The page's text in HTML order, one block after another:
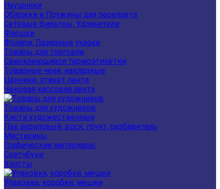
Наушники
Обложки и Пружины для переплета
Сетевые фильтры, Удлинители
Флешки
Фонари, Лазерные указки
Товары для торговли
Самоклеющиеся термоэтикетки
Товарные чеки, накладные
Ценники, этикет лента
Чековая кассовая лента
Товары для художников
Кисти художественные
Лак акриловый, воск, грунт, разбавитель
Мастихины
Графические материалы
Скетчбуки
Холсты
Упаковка, коробки, мешки